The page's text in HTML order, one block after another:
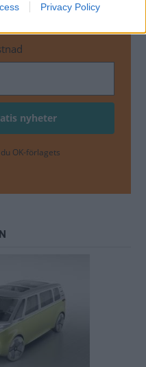
Privacy Policy
OM
OK-förlagets